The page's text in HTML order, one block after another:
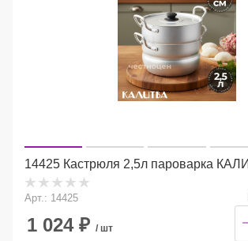
14425 Кастрюля 2,5л пароварка
Арт.: 14425
1 024₽ / шт